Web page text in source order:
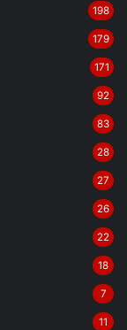
198
179
171
92
83
28
27
26
22
18
7
11